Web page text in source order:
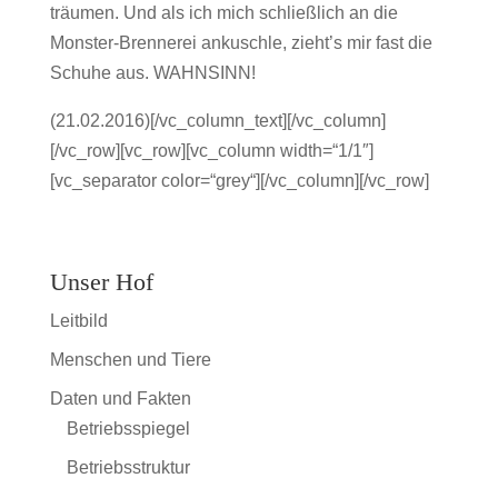
träumen. Und als ich mich schließlich an die
Monster-Brennerei ankuschle, zieht’s mir fast die
Schuhe aus. WAHNSINN!
(21.02.2016)[/vc_column_text][/vc_column]
[/vc_row][vc_row][vc_column width=“1/1″]
[vc_separator color=“grey“][/vc_column][/vc_row]
Unser Hof
Leitbild
Menschen und Tiere
Daten und Fakten
Betriebsspiegel
Betriebsstruktur